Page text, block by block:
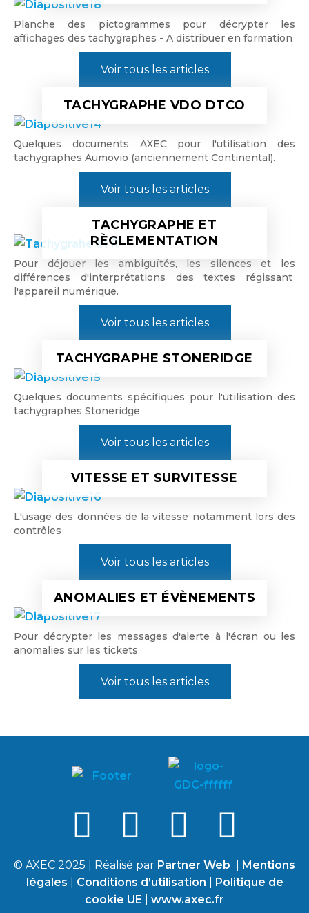
Planche des pictogrammes pour décrypter les
affichages des tachygraphes - A distribuer en formation
Voir tous les articles
TACHYGRAPHE VDO DTCO
Quelques documents AXEC pour l'utilisation des
tachygraphes Aumovio (anciennement Continental).
Voir tous les articles
TACHYGRAPHE ET
RÈGLEMENTATION
Pour déjouer les ambiguïtés, les silences et les
différences d'interprétations des textes régissant
l'appareil numérique.
Voir tous les articles
TACHYGRAPHE STONERIDGE
Quelques documents spécifiques pour l'utilisation des
tachygraphes Stoneridge
Voir tous les articles
VITESSE ET SURVITESSE
L'usage des données de la vitesse notamment lors des
contrôles
Voir tous les articles
ANOMALIES ET ÉVÈNEMENTS
Pour décrypter les messages d'alerte à l'écran ou les
anomalies sur les tickets
Voir tous les articles
© AXEC 2025 | Réalisé par Partner Web
Mentions
légales
Conditions d’utilisation
Politique de
cookie UE
www.axec.fr